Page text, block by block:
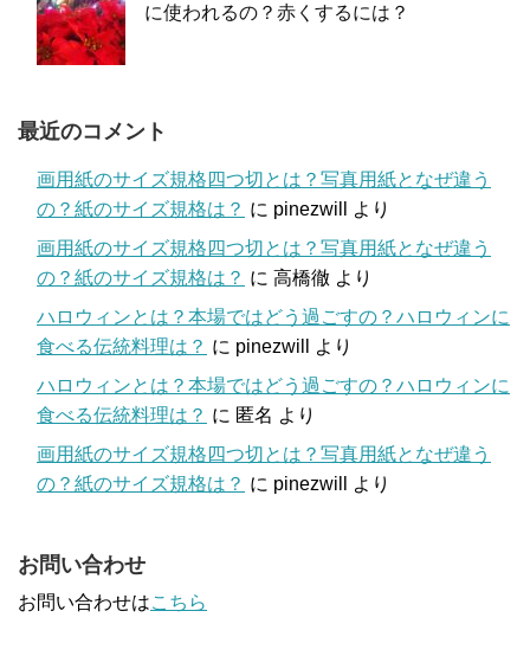
に使われるの？赤くするには？
最近のコメント
画用紙のサイズ規格四つ切とは？写真用紙となぜ違う
の？紙のサイズ規格は？ に pinezwill
より
画用紙のサイズ規格四つ切とは？写真用紙となぜ違う
の？紙のサイズ規格は？ に 高橋徹 より
ハロウィンとは？本場ではどう過ごすの？ハロウィンに
食べる伝統料理は？ に pinezwill
より
ハロウィンとは？本場ではどう過ごすの？ハロウィンに
食べる伝統料理は？ に 匿名 より
画用紙のサイズ規格四つ切とは？写真用紙となぜ違う
の？紙のサイズ規格は？ に pinezwill より
お問い合わせ
お問い合わせはこちら